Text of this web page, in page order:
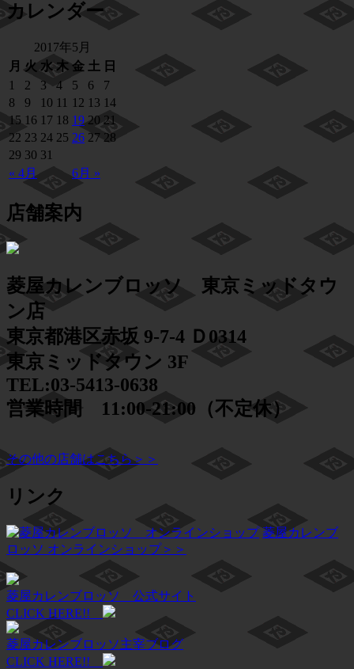
カレンダー
2017年5月
月
火 水 木 金 土 日
« 4月 6月 »
1 2 3 4 5 6
7
8
9 10 11 12 13 14
15 16 17 18 19 20 21
22 23 24 25 26 27 28
29 30 31
店舗案内
菱屋カレンブロッソ 東京ミッドタウ
ン店
東京都港区赤坂 9-7-4 Ｄ0314
東京ミッドタウン 3F
TEL:03-5413-0638
営業時間 11:00-21:00（不定休）
その他の店舗はこちら＞＞
リンク
菱屋カレンブ
ロッソ オンラインショップ＞＞
菱屋カレンブロッソ 公式サイト
CLICK HERE!!
菱屋カレンブロッソ主宰ブログ
CLICK HERE!!